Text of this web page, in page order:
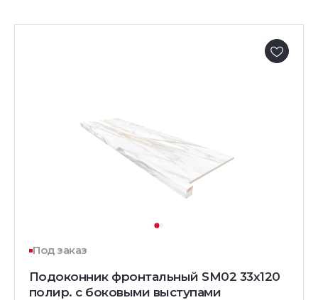
Под заказ
Подоконник фронтальный SM02 33х120
полир. с боковыми выступами